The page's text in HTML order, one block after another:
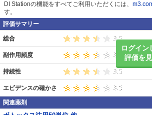
DI Stationの機能をすべてご利用いただくには、
す。
評価サマリー
ログイン
評価を
総合
副作用頻度
持続性
エビデンスの確かさ
関連薬剤